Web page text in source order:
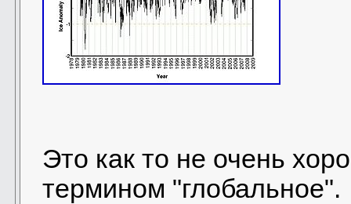
Это как то не очень
термином "глобальное".